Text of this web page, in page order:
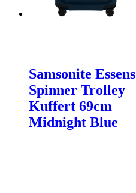
Samsonite Essens
Spinner Trolley
Kuffert 69cm
Midnight Blue